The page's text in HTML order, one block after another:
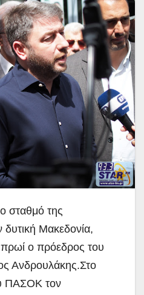
σταθμό της
δυτική Μακεδονία,
ο πρόεδρος του
Ανδρουλάκης.Στο
ΠΑΣΟΚ τον